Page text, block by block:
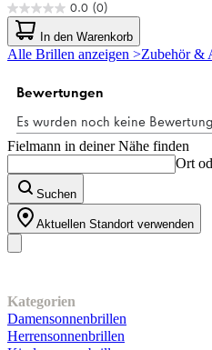
0.0 (0)
0.0
von
5
Sternen.
In den Warenkorb
Alle Brillen anzeigen >Zubehör &
Fielmann in deiner Nähe finden
Ort
Suchen
Aktuellen Standort verwenden
Kategorien
Damensonnenbrillen
Herrensonnenbrillen